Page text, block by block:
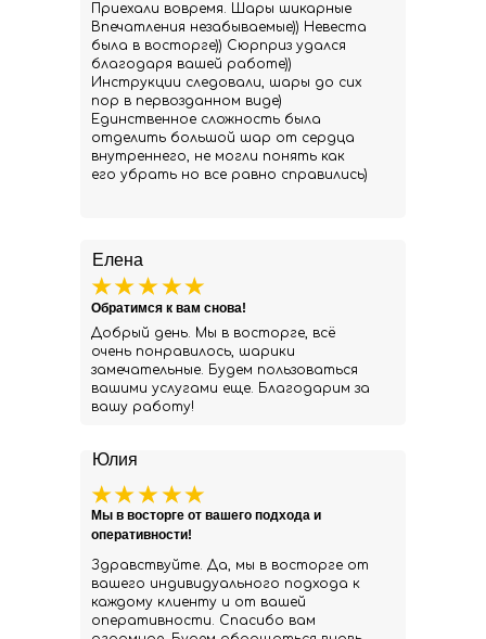
Юлия
Здравствуйте. Да, мы в восторге от
вашего индивидуального подхода к
каждому клиенту и от вашей
оперативности. Спасибо вам
Мы в восторге от вашего подхода и
оперативности!
Елена
Добрый день. Мы в восторге, всё
очень понравилось, шарики
замечательные. Будем пользоваться
вашими услугами еще. Благодарим за
вашу работу!
Обратимся к вам снова!
Приехали вовремя. Шары шикарные
Впечатления незабываемые)) Невеста
была в восторге)) Сюрприз удался
благодаря вашей работе))
Инструкции следовали, шары до сих
пор в первозданном виде)
Единственное сложность была
отделить большой шар от сердца
внутреннего, не могли понять как
его убрать но все равно справились)